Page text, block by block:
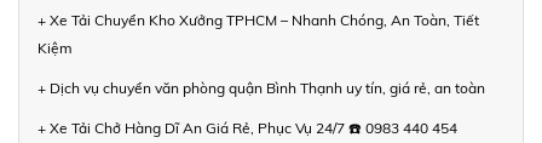
+ Xe Tải Chuyển Kho Xưởng TPHCM – Nhanh Chóng, An Toàn, Tiết
Kiệm
+ Dịch vụ chuyển văn phòng quận Bình Thạnh uy tín, giá rẻ, an toàn
+ Xe Tải Chở Hàng Dĩ An Giá Rẻ, Phục Vụ 24/7 ☎️ 0983 440 454